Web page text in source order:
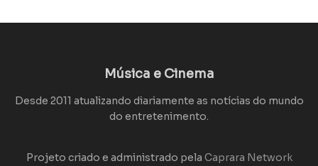
Música e Cinema
Desde 2011 atualizando diariamente as notícias do mundo
do entretenimento.
Projeto criado e administrado pela Caprara Network